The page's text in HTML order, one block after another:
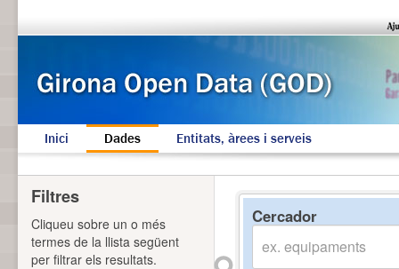
Inici Dades Entitats, àrees i serveis
Cercador
Filtres
Cliqueu sobre un o més
termes de la llista següent
per filtrar els resultats.